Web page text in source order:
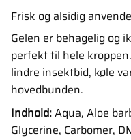
Frisk og alsidig
Gelen er behagelig og
perfekt til hele
lindre insektbid, køle
hovedbunden.
Indhold:Aqua, Aloe
Glycerine, Carbomer,